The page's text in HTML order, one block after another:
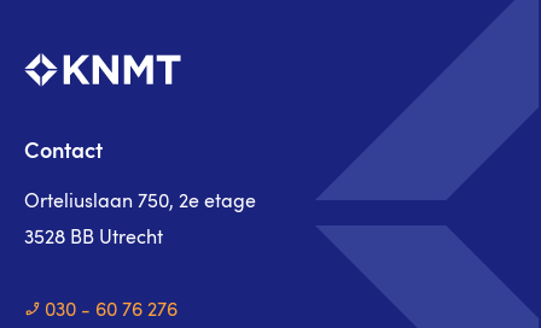
Contact
Orteliuslaan 750, 2e etage
3528 BB Utrecht
030 - 60 76 276